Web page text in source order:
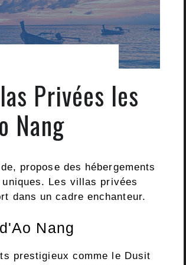
Privées les
Nang
propose des hébergements
Les villas privées
dans un cadre enchanteur.
Nang
prestigieux comme le Dusit